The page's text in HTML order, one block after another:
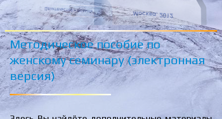
Методическое пособие по
женскому семинару (электронная
версия)